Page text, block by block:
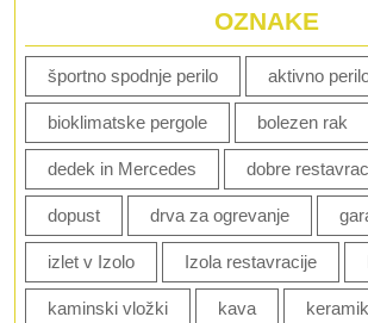
OZNAKE
športno spodnje perilo aktivno
bioklimatske pergole bolezen rak
dedek in Mercedes dobre
dopust drva za ogrevanje
izlet v Izolo Izola restavracije
kaminski vložki kava